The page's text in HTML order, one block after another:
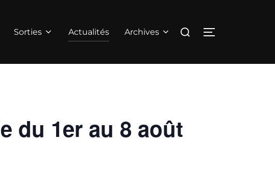
Sorties Actualités Archives
Rechercher :
PERMUTER
du 1er au 8 août